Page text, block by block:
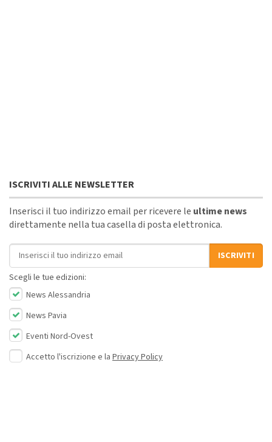
ISCRIVITI ALLE NEWSLETTER
Inserisci il tuo indirizzo email per ricevere le ultime news
direttamente nella tua casella di posta elettronica.
Indirizzo email
ISCRIVITI
Scegli le tue edizioni:
News Alessandria
News Pavia
Eventi Nord-Ovest
Accetto l'iscrizione e la Privacy Policy